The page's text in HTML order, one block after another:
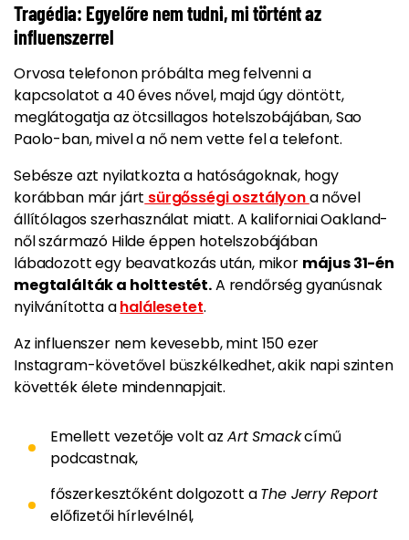
Tragédia: Egyelőre nem tudni, mi történt az
influenszerrel
Orvosa telefonon próbálta meg felvenni a
kapcsolatot a 40 éves nővel, majd úgy döntött,
meglátogatja az ötcsillagos hotelszobájában, Sao
Paolo-ban, mivel a nő nem vette fel a telefont.
Sebésze azt nyilatkozta a hatóságoknak, hogy
korábban már járt sürgősségi osztályona nővel
állítólagos szerhasználat miatt. A kaliforniai Oakland-
nől származó Hilde éppen hotelszobájában
lábadozott egy beavatkozás után, mikor május 31-én
megtalálták a holttestét.A rendőrség gyanúsnak
nyilvánította ahalálesetet.
Az influenszer nem kevesebb, mint 150 ezer
Instagram-követővel büszkélkedhet, akik napi szinten
követték élete mindennapjait.
Emellett vezetője volt az Art Smackcímű
podcastnak,
főszerkesztőként dolgozott aThe Jerry Report
előfizetői hírlevélnél,